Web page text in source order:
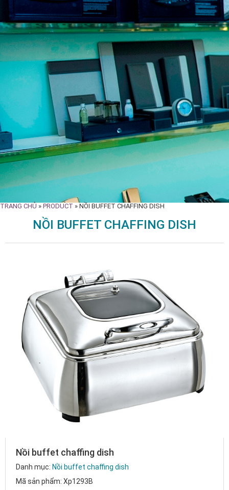
TRANG CHỦ » PRODUCT » NỒI BUFFET CHAFFING DISH
NỒI BUFFET CHAFFING DISH
Nồi buffet chaffing dish
Danh mục: Nồi buffet chaffing dish
Mã sản phẩm: Xp1293B